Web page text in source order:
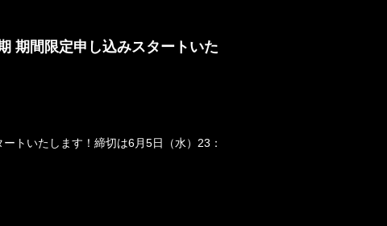
期間限定申し込みスタートいた
トいたします！締切は6月5日（水）23：